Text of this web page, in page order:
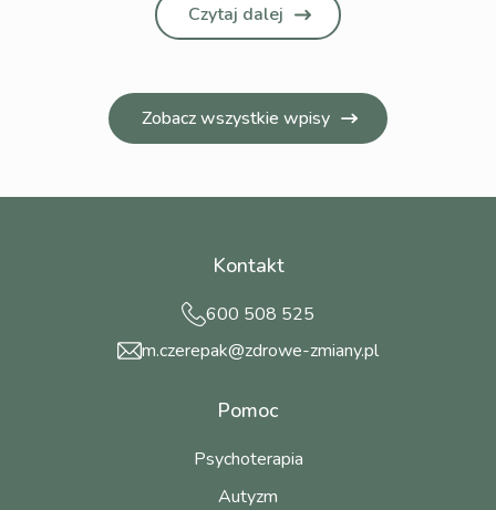
Czytaj dalej
Zobacz wszystkie wpisy
Kontakt
600 508 525
m.czerepak@zdrowe-zmiany.pl
Pomoc
Psychoterapia
Autyzm